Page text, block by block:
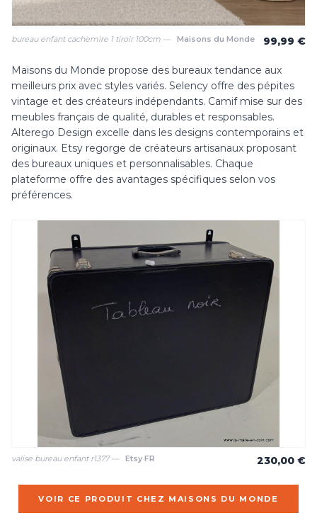
bureau enfant cachemire 1 tiroir 100cm — Maisons du Monde 99,99 €
Maisons du Monde propose des bureaux tendance aux
meilleurs prix avec styles variés. Selency offre des pépites
vintage et des créateurs indépendants. Camif mise sur des
meubles français de qualité, durables et responsables.
Alterego Design excelle dans les designs contemporains et
originaux. Etsy regorge de créateurs artisanaux proposant
des bureaux uniques et personnalisables. Chaque
plateforme offre des avantages spécifiques selon vos
préférences.
valise bureau enfant r1377 — Etsy FR 230,00 €
VOIR CE PRODUIT CHEZ MAISONS DU MONDE